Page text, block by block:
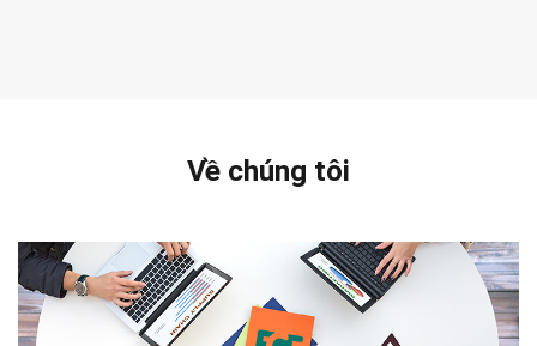
Về chúng tôi